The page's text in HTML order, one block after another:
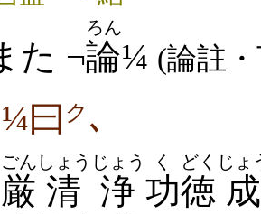
た ¬論
ろん
¼ (論註
¼曰 ク ､
厳
ごん
清浄
しょうじょう
功
く
徳
どく
成
じょ